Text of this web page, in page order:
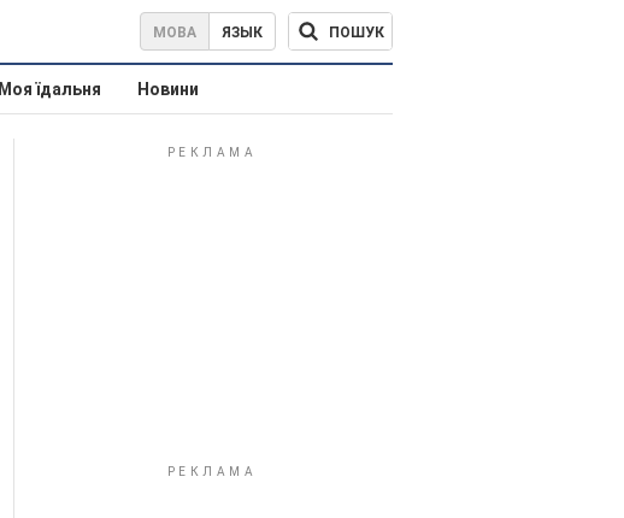
МОВА ЯЗЫК ПОШУК
Моя їдальня Новини